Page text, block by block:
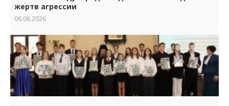
жертв агрессии
06.06.2026